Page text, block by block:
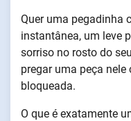
Quer uma pegadinha
instantânea, um leve
sorriso no rosto do
pregar uma peça
bloqueada.
O que é exatamente